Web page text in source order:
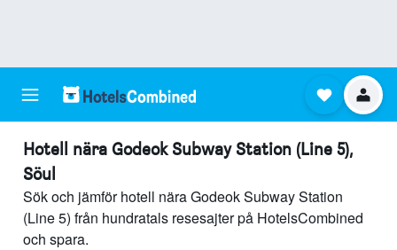
Hotell nära Godeok Subway Station (Line 5),
Söul
Sök och jämför hotell nära Godeok Subway Station
(Line 5) från hundratals resesajter på HotelsCombined
och spara.